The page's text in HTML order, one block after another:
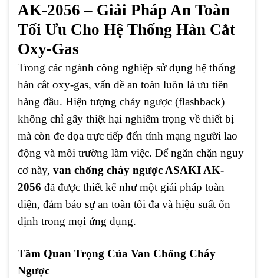
AK-2056 – Giải Pháp An Toàn
Tối Ưu Cho Hệ Thống Hàn Cắt
Oxy-Gas
Trong các ngành công nghiệp sử dụng hệ thống
hàn cắt oxy-gas, vấn đề an toàn luôn là ưu tiên
hàng đầu. Hiện tượng cháy ngược (flashback)
không chỉ gây thiệt hại nghiêm trọng về thiết bị
mà còn đe dọa trực tiếp đến tính mạng người lao
động và môi trường làm việc. Để ngăn chặn nguy
cơ này, van chống cháy ngược ASAKI AK-
2056 đã được thiết kế như một giải pháp toàn
diện, đảm bảo sự an toàn tối đa và hiệu suất ổn
định trong mọi ứng dụng.
Tầm Quan Trọng Của Van Chống Cháy
Ngược